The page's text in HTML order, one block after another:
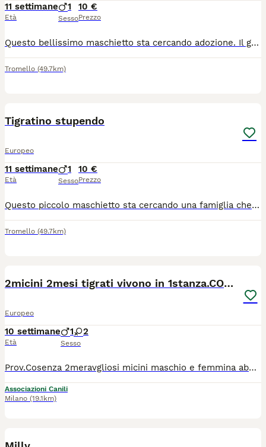
11 settimane
Età
1
Sesso
10 €
Prezzo
Questo bellissimo maschietto sta cercando adozione. Il gattino e stato gia spulciato e sverminato. Mangia in autonomia e sta usando benissimo la lettiera. Si trova a Pavia. Per chi fosse interessato mi contatti al cellulare 3338361639 o via WhatsApp Nicoletta.
Tromello (49.7km)
Tigratino stupendo
Europeo
11 settimane
Età
1
Sesso
10 €
Prezzo
Questo piccolo maschietto sta cercando una famiglia che lo ami per sempre. Il gattino e stato gia spulciato e sverminato. Mangia in autonomia e sta usando benissimo la lettiera. Si trova a Pavia. Per chi fosse interessato mi contatti al cellulare 3338361639 o via WhatsApp, Nicoletta.
Tromello (49.7km)
2micini 2mesi tigrati vivono in 1stanza.COSENZQ
Europeo
10 settimane
Età
1 2
Sesso
Prov.Cosenza 2meravgliosi micini maschio e femmina abbandonati,recuperati,sverminati,vaccinati. Sono salvi ma non possono stare sempre chiusi in una stanza. Cercano adozione anche separati. Viaggiano in staffetta al centro nord previo iter di preaffido.
Associazioni Canili
Milano (19.1km)